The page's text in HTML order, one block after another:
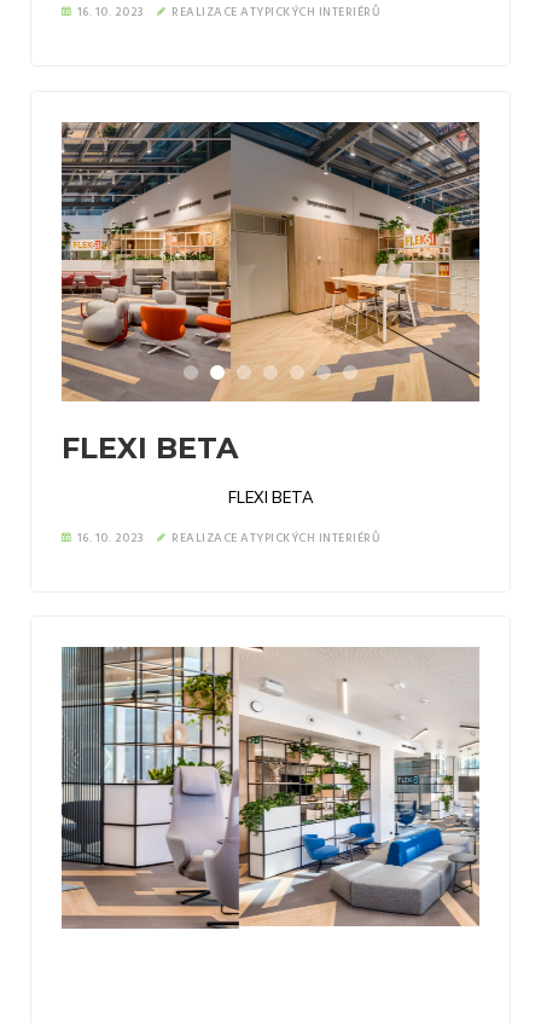
16. 10. 2023 REALIZACE ATYPICKÝCH INTERIÉRŮ
FLEXI BETA
FLEXI BETA
16. 10. 2023 REALIZACE ATYPICKÝCH INTERIÉRŮ